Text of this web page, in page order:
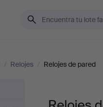
/ Relojes / Relojes de pared